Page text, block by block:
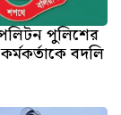
পুলিশের
বদলি